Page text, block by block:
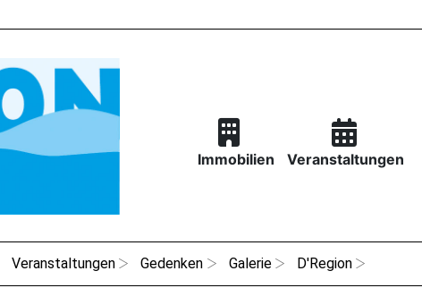
Immobilien Veranstaltungen
Veranstaltungen Gedenken Galerie D'Region